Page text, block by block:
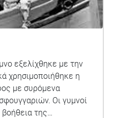
εξελίχθηκε με την
χρησιμοποιήθηκε η
με συρόμενα
Οι γυμνοί
της